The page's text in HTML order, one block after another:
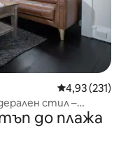
Средна
4,93 (231)
стил –
до плажа